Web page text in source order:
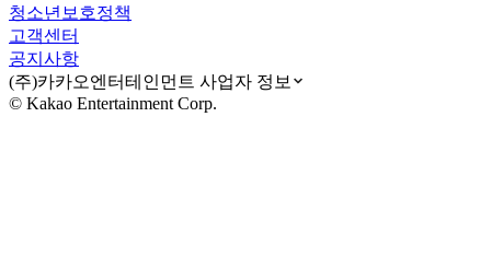
청소년보호정책
고객센터
공지사항
(주)카카오엔터테인먼트 사업자 정보
© Kakao Entertainment Corp.